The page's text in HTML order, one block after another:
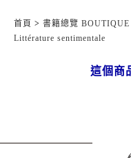
首頁 > 書籍總覽 BOUTIQUE
Littérature sentimentale
這個商